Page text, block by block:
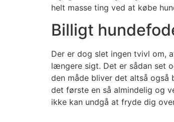
helt masse ting ved at købe
Billigt
Der er dog slet ingen tvivl om,
længere sigt. Det er sådan set
den måde bliver det altså
det første en så almindelig og
ikke kan undgå at fryde dig